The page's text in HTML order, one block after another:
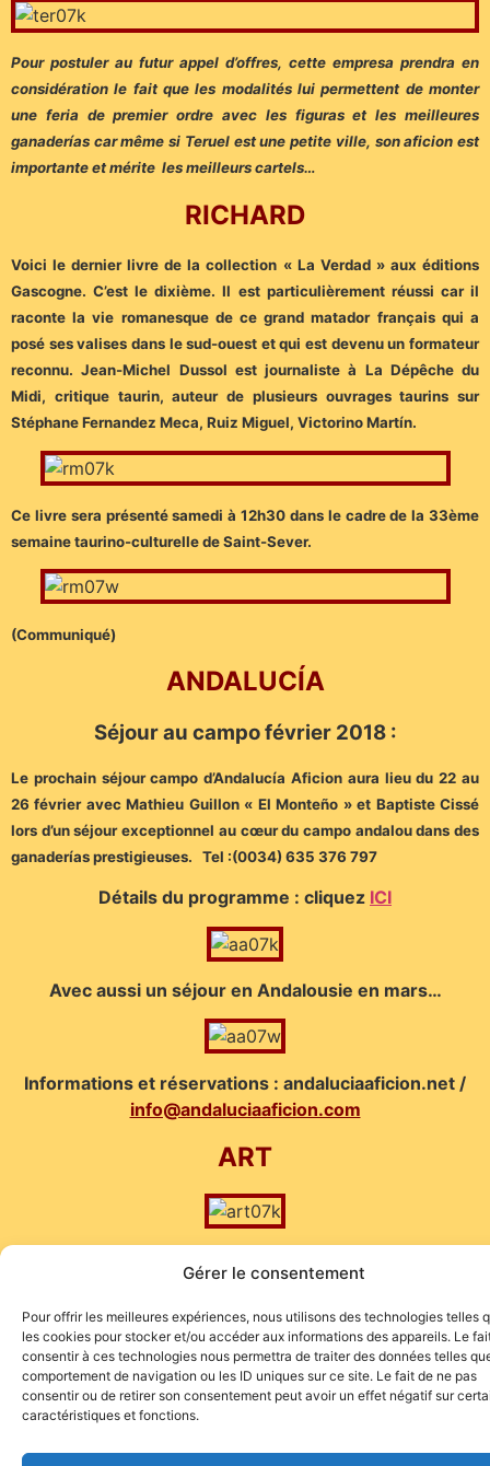
Gérer le consentement
Pour offrir les meilleures expériences, nous utilisons des technologies telles
les cookies pour stocker et/ou accéder aux informations des appareils. Le
consentir à ces technologies nous permettra de traiter des données telles
comportement de navigation ou les ID uniques sur ce site. Le fait de ne pas
consentir ou de retirer son consentement peut avoir un effet négatif sur
caractéristiques et fonctions.
Pour postuler au futur appel d’offres, cette empresa prendra en
considération le fait que les modalités lui permettent de monter
une feria de premier ordre avec les figuras et les meilleures
ganaderías car même si Teruel est une petite ville, son aficion est
importante et mérite les meilleurs cartels…
RICHARD
Voici le dernier livre de la collection « La Verdad » aux éditions
Gascogne. C’est le dixième. Il est particulièrement réussi car il
raconte la vie romanesque de ce grand matador français qui a
posé ses valises dans le sud-ouest et qui est devenu un formateur
reconnu. Jean-Michel Dussol est journaliste à La Dépêche du
Midi, critique taurin, auteur de plusieurs ouvrages taurins sur
Stéphane Fernandez Meca, Ruiz Miguel, Victorino Martín.
Ce livre sera présenté samedi à 12h30 dans le cadre de la 33ème
semaine taurino-culturelle de Saint-Sever.
(Communiqué)
ANDALUCÍA
Séjour au campo février 2018 :
Le prochain séjour campo d’Andalucía Aficion aura lieu du 22 au
26 février avec Mathieu Guillon « El Monteño » et Baptiste Cissé
lors d’un séjour exceptionnel au cœur du campo andalou dans des
ganaderías prestigieuses. Tel :(0034) 635 376 797
Détails du programme : cliquez ICI
Avec aussi un séjour en Andalousie en mars…
Informations et réservations : andaluciaaficion.net /
info@andaluciaaficion.com
ART
Site de l'association TOROFIESTA